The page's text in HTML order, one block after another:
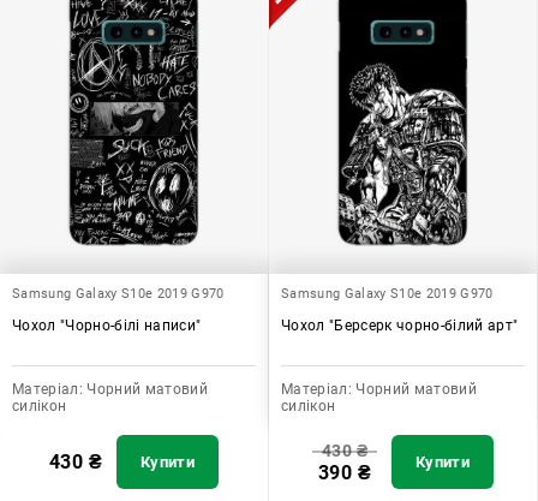
Samsung Galaxy S10e 2019 G970
Чохол "Чорно-білі написи"
Матеріал: Чорний матовий
силікон
430 ₴ Купити
Samsung Galaxy S10e 2019 G970
Чохол "Берсерк чорно-білий арт"
Матеріал: Чорний матовий
силікон
430₴
390 ₴ Купити